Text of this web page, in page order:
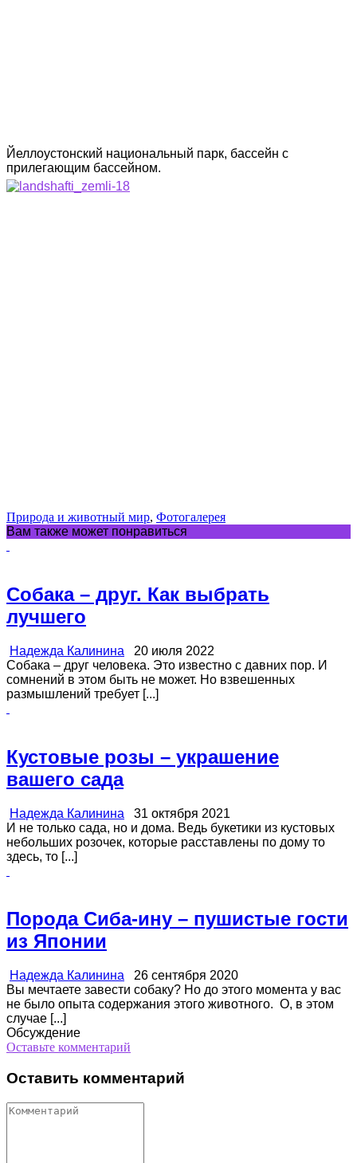
Йеллоустонский национальный парк, бассейн с
прилегающим бассейном.
Природа и животный мир, Фотогалерея
Вам также может понравиться
Собака – друг. Как выбрать
лучшего
Надежда Калинина 20 июля 2022
Собака – друг человека. Это известно с давних пор. И
сомнений в этом быть не может. Но взвешенных
размышлений требует [...]
Кустовые розы – украшение
вашего сада
Надежда Калинина 31 октября 2021
И не только сада, но и дома. Ведь букетики из кустовых
небольших розочек, которые расставлены по дому то
здесь, то [...]
Порода Сиба-ину – пушистые гости
из Японии
Надежда Калинина 26 сентября 2020
Вы мечтаете завести собаку? Но до этого момента у вас
не было опыта содержания этого животного. О, в этом
случае [...]
Обсуждение
Оставьте комментарий
Оставить комментарий